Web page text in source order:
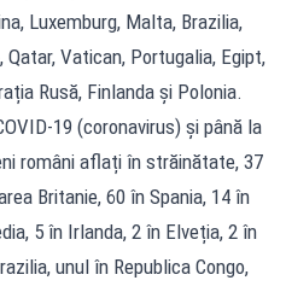
Luxemburg, Malta, Brazilia,
Qatar, Vatican, Portugalia, Egipt,
Rusă, Finlanda și Polonia.
19 (coronavirus) și până la
români aflați în străinătate, 37
Britanie, 60 în Spania, 14 în
5 în Irlanda, 2 în Elveția, 2 în
unul în Republica Congo,